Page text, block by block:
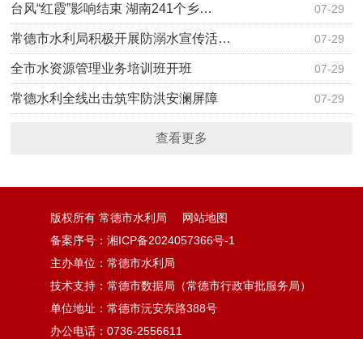
07-29
台风“红霞”影响结束 湖南241个乡…
07-29
常德市水利局积极开展防溺水宣传活…
07-29
全市水资源管理业务培训班开班
07-29
常德水利全线出击筑牢防洪安澜屏障
查看更多
版权所有 常德市水利局
网站地图
备案序号：湘ICP备2024057366号-1
主办单位：常德市水利局
技术支持：常德市数据局（常德市行政审批服务局）
单位地址：常德市沅安东路388号
办公电话：0736-2556611